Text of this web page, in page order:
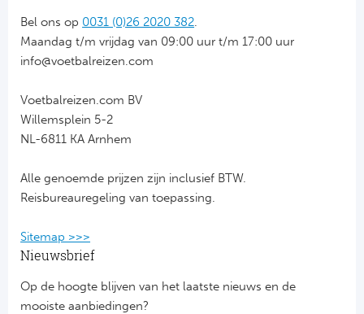
Bel ons op 0031 (0)26 2020 382.
Maandag t/m vrijdag van 09:00 uur t/m 17:00 uur
info@voetbalreizen.com
Voetbalreizen.com BV
Willemsplein 5-2
NL-6811 KA Arnhem
Alle genoemde prijzen zijn inclusief BTW.
Reisbureauregeling van toepassing.
Sitemap >>>
Nieuwsbrief
Op de hoogte blijven van het laatste nieuws en de
mooiste aanbiedingen?